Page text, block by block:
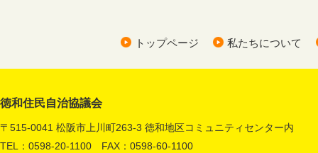
トップページ 私たちについて
徳和住民自治協議会
〒515-0041 松阪市上川町263-3 徳和地区コミュニティセンター内
TEL：0598-20-1100 FAX：0598-60-1100